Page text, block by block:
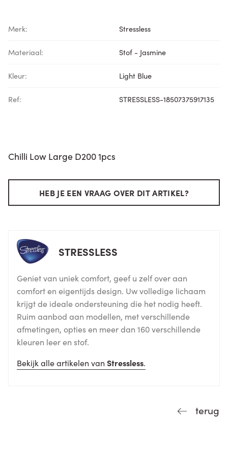
Merk: Stressless
Materiaal: Stof - Jasmine
Kleur: Light Blue
Ref: STRESSLESS-18507375917135
Chilli Low Large D200 1pcs
HEB JE EEN VRAAG OVER DIT ARTIKEL?
STRESSLESS
Geniet van uniek comfort, geef u zelf over aan
comfort en eigentijds design. Uw volledige lichaam
krijgt de ideale ondersteuning die het nodig heeft.
Ruim aanbod aan modellen, met verschillende
afmetingen, opties en meer dan 160 verschillende
kleuren leer en stof.
Bekijk alle artikelen van Stressless.
terug